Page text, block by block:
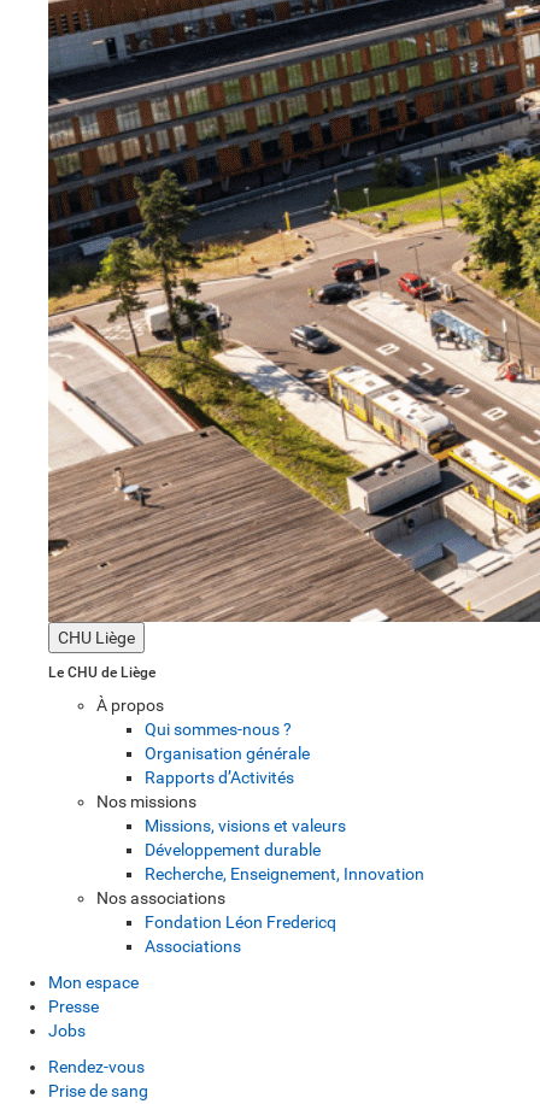
CHU Liège
Le CHU de Liège
À propos
Qui sommes-nous ?
Organisation générale
Rapports d’Activités
Nos missions
Missions, visions et valeurs
Développement durable
Recherche, Enseignement, Innovation
Nos associations
Fondation Léon Fredericq
Associations
Mon espace
Presse
Jobs
Rendez-vous
Prise de sang